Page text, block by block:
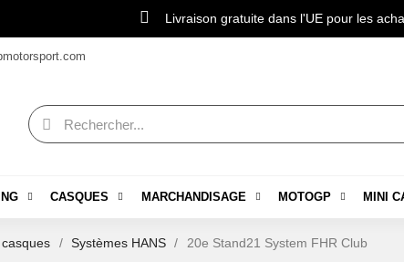
Livraison gratuite dans l'UE pour les
CASQUES MARCHANDISAGE MOTOGP MINI
Systèmes HANS 20e Stand21 System FHR Club